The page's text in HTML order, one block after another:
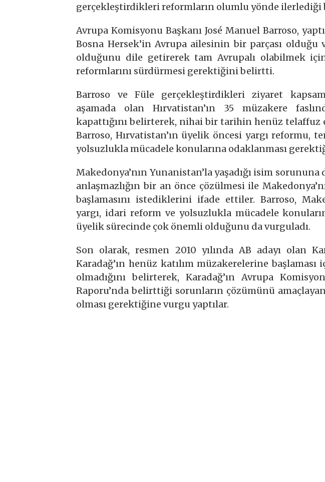
gerçekleştirdikleri reformların olumlu yönde
Avrupa Komisyonu Başkanı José Manuel Barroso,
Bosna Hersek’in Avrupa ailesinin bir parçası olduğu
olduğunu dile getirerek tam Avrupalı olabilmek
reformlarını sürdürmesi gerektiğini belirtti.
Barroso ve Füle gerçekleştirdikleri ziyaret
aşamada olan Hırvatistan’ın 35 müzakere
kapattığını belirterek, nihai bir tarihin henüz
Barroso, Hırvatistan’ın üyelik öncesi yargı reformu,
yolsuzlukla mücadele konularına odaklanması
Makedonya’nın Yunanistan’la yaşadığı isim sorununa
anlaşmazlığın bir an önce çözülmesi ile
başlamasını istediklerini ifade ettiler. Barroso,
yargı, idari reform ve yolsuzlukla mücadele
üyelik sürecinde çok önemli olduğunu da vurguladı.
Son olarak, resmen 2010 yılında AB adayı olan
Karadağ’ın henüz katılım müzakerelerine
olmadığını belirterek, Karadağ’ın Avrupa
Raporu’nda belirttiği sorunların çözümünü
olması gerektiğine vurgu yaptılar.